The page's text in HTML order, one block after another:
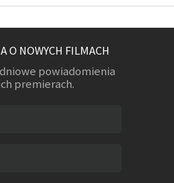
O NOWYCH FILMACH
powiadomienia
premierach.